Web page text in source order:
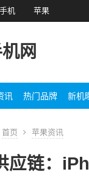
手机 苹果
网
讯 热门品牌 新机
首页 苹果资讯
应链：